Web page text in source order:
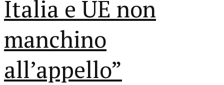
Italia e UE non
manchino
all’appello”